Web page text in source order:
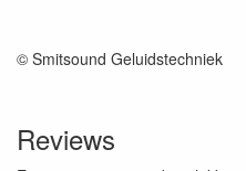
© Smitsound Geluidstechniek
Reviews